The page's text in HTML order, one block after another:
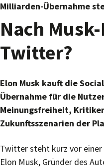
Milliarden-Übernahme
Nach
Twitter?
Elon Musk kauft die
Übernahme für die
Meinungsfreiheit,
Zukunftsszenarien der
Twitter steht kurz vor einer
Elon Musk, Gründer des